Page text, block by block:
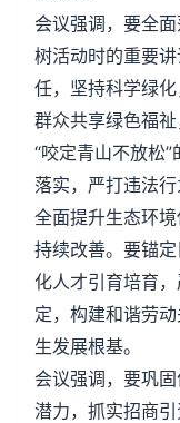
会议强调，要全
树活动时的重要
任，坚持科学绿
群众共享绿色福
“咬定青山不放松
落实，严打违法
全面提升生态环
持续改善。要锚
化人才引育培育
定，构建和谐劳
生发展根基。
会议强调，要巩
潜力，抓实招商